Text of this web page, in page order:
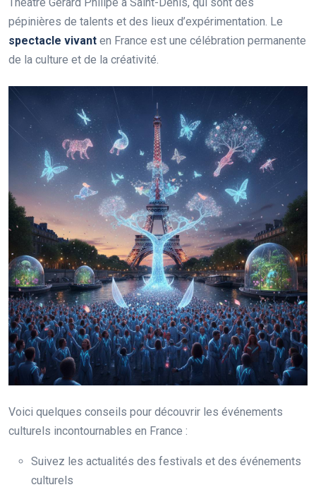
pépinières de talents et des lieux d’expérimentation. Le
spectacle vivant en France est une célébration permanente
de la culture et de la créativité.
Voici quelques conseils pour découvrir les événements
culturels incontournables en France :
Suivez les actualités des festivals et des événements
culturels